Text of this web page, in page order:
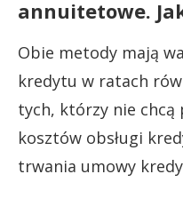
annuitetowe.
Obie metody mają
kredytu w ratach
tych, którzy nie chcą
kosztów obsługi
trwania umowy